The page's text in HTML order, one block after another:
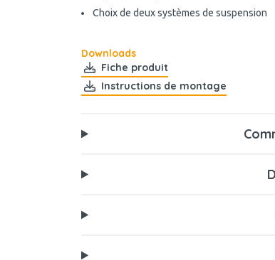
Choix de deux systèmes de suspension
Downloads
Fiche produit
Instructions de montage